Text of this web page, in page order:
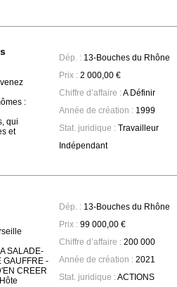
Dép. :13-Bouches du Rhône
Prix :2 000,00 €
Chiffre d’affaire :A Définir
Année de création :1999
Stat. juridique :Travailleur
Indépendant
:
qui
et
Dép. :13-Bouches du Rhône
Prix :99 000,00 €
Chiffre d’affaire :200 000
Année de création :2021
Stat. juridique :ACTIONS
SALADE-
GAUFFRE -
CREER